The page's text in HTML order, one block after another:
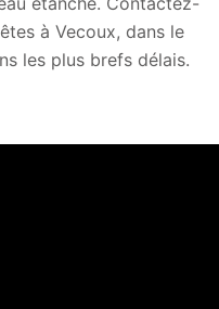
à Vecoux, dans le
les plus brefs délais.